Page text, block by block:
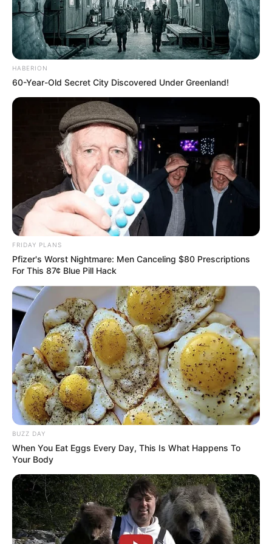
Customização de Roupas Passo a Passo – 7 Ideias
de Arrasar
Crédito das imagens:The Fabric of Our Lives
Redação: Ariana Barbosa
HABERION
60-Year-Old Secret City Discovered Under Greenland!
FRIDAY PLANS
Pfizer's Worst Nightmare: Men Canceling $80 Prescriptions
For This 87¢ Blue Pill Hack
BUZZ DAY
When You Eat Eggs Every Day, This Is What Happens To
Your Body